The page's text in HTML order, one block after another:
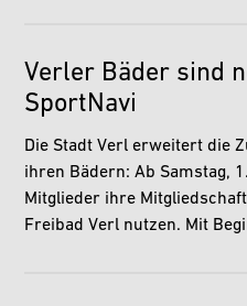
Verler Bäder sind
SportNavi
Die Stadt Verl erweitert die
ihren Bädern: Ab Samstag,
Mitglieder ihre
Freibad Verl nutzen. Mit